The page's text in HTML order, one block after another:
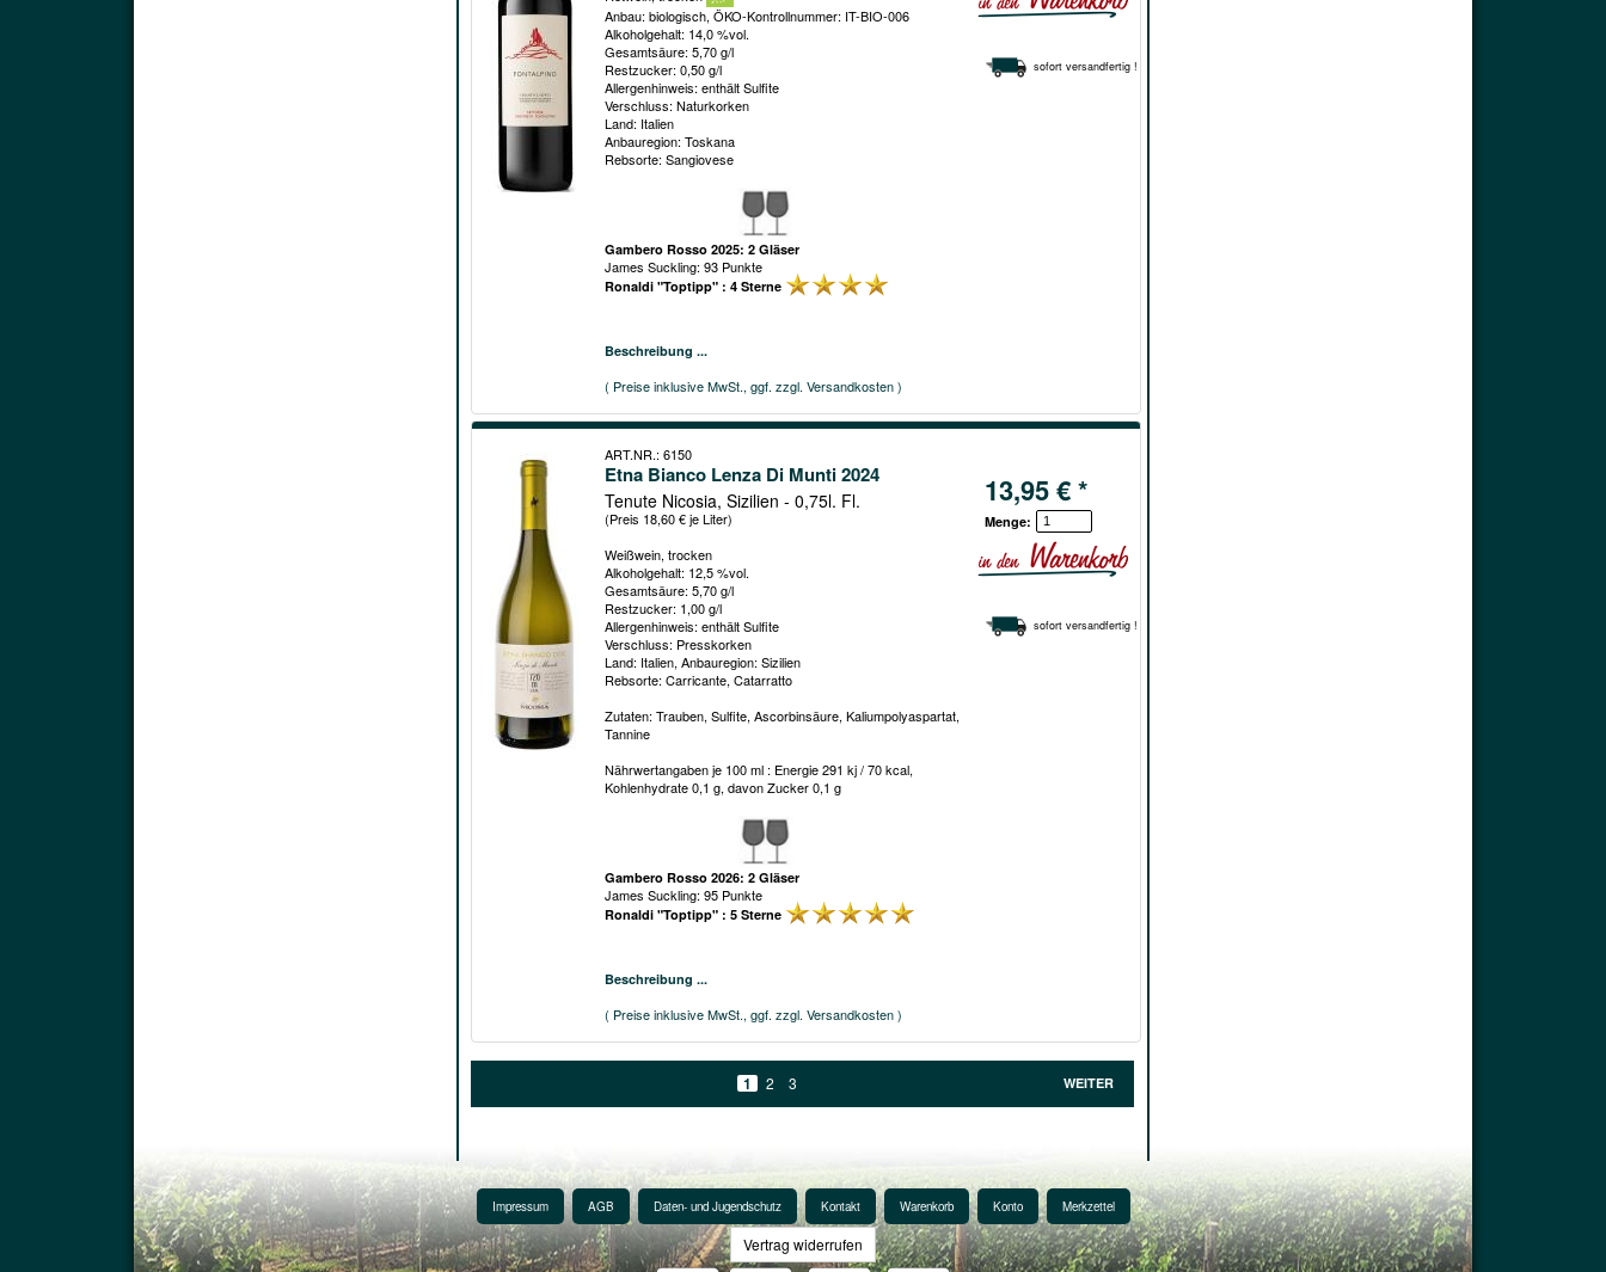
Anbau: biologisch, ÖKO-Kontrollnummer: IT-BIO-006
Alkoholgehalt: 14,0 %vol.
Gesamtsäure: 5,70 g/l
Restzucker: 0,50 g/l
Allergenhinweis: enthält Sulfite
Verschluss: Naturkorken
Land: Italien
Anbauregion: Toskana
Rebsorte: Sangiovese
Gambero Rosso 2025: 2 Gläser
James Suckling: 93 Punkte
Ronaldi "Toptipp" : 4 Sterne
Beschreibung ...
( Preise inklusive MwSt., ggf. zzgl. Versandkosten )
sofort versandfertig !
ART.NR.: 6150
Etna Bianco Lenza Di Munti 2024
Tenute Nicosia, Sizilien - 0,75l. Fl.
(Preis 18,60 € je Liter)
Weißwein, trocken
Alkoholgehalt: 12,5 %vol.
Gesamtsäure: 5,70 g/l
Restzucker: 1,00 g/l
Allergenhinweis: enthält Sulfite
Verschluss: Presskorken
Land: Italien, Anbauregion: Sizilien
Rebsorte: Carricante, Catarratto
Zutaten: Trauben, Sulfite, Ascorbinsäure, Kaliumpolyaspartat,
Tannine
Nährwertangaben je 100 ml : Energie 291 kj / 70 kcal,
Kohlenhydrate 0,1 g, davon Zucker 0,1 g
Gambero Rosso 2026: 2 Gläser
James Suckling: 95 Punkte
Ronaldi "Toptipp" : 5 Sterne
Beschreibung ...
( Preise inklusive MwSt., ggf. zzgl. Versandkosten )
13,95 € *
Menge:
sofort versandfertig !
1 2 3 WEITER
Impressum AGB Daten- und Jugendschutz Kontakt Warenkorb Konto Merkzettel
Vertrag widerrufen